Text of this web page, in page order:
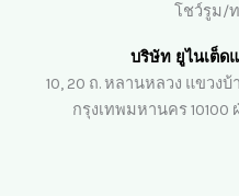
โชว์รูม/
บริษัท ยูไนเต็ด
10, 20 ถ. หลานหลวง แขวง
กรุงเทพมหานคร 10100